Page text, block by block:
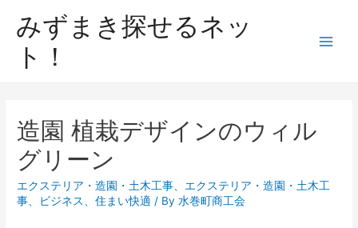
みずまき探せるネッ
ト！
造園 植栽デザインのウィル
グリーン
エクステリア・造園・土木工事、 エクステリア・造園・土木工
事、 ビジネス、住まい快適 / By水巻町商工会